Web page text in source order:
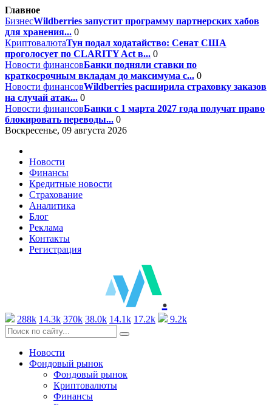
Главное
БизнесWildberries запустит программу партнерских хабов
для хранения... 0
КриптовалютаТун подал ходатайство: Сенат США
проголосует по CLARITY Act в... 0
Новости финансовБанки подняли ставки по
краткосрочным вкладам до максимума с... 0
Новости финансовWildberries расширила страховку заказов
на случай атак... 0
Новости финансовБанки с 1 марта 2027 года получат право
блокировать переводы... 0
Воскресенье, 09 августа 2026
Новости
Финансы
Кредитные новости
Страхование
Аналитика
Блог
Реклама
Контакты
Регистрация
.
288k 14.3k 370k 38.0k 14.1k 17.2k 9.2k
Новости
Фондовый рынок
Фондовый рынок
Криптовалюты
Финансы